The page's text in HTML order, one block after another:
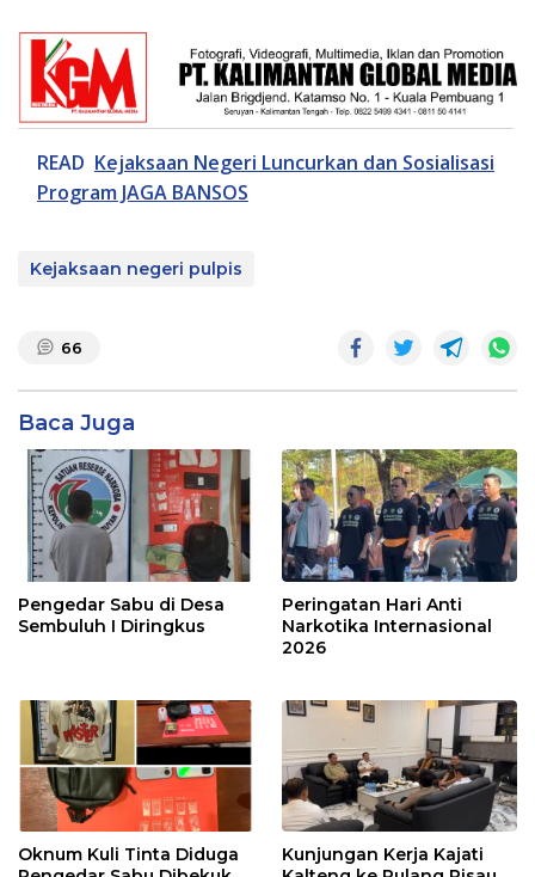
READ Kejaksaan Negeri Luncurkan dan Sosialisasi
Program JAGA BANSOS
Kejaksaan negeri pulpis
66
Baca Juga
Pengedar Sabu di Desa
Sembuluh I Diringkus
Peringatan Hari Anti
Narkotika Internasional
2026
Oknum Kuli Tinta Diduga
Kunjungan Kerja Kajati